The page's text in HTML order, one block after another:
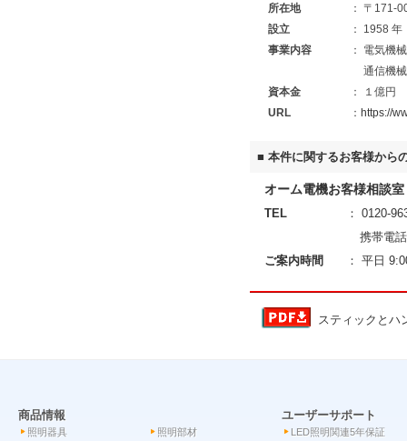
所在地
： 〒171-
設立
： 1958
事業内容
： 電気機
通信機
資本金
： １億円
URL
： https://
■ 本件に関するお客様から
オーム電機お客様相談室
TEL ： 0120-
携帯電
ご案内時間
： 平日
スティックとハ
商品情報
照明器具
照明部材
ユーザーサポート
LED照明関連5年保証